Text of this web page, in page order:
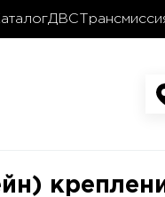
ДВС